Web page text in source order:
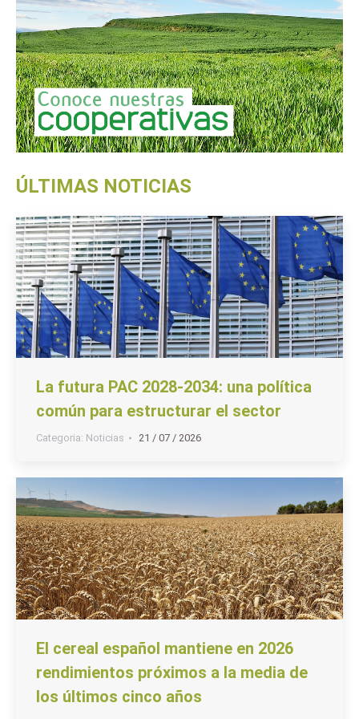
ÚLTIMAS NOTICIAS
La futura PAC 2028-2034: una política
común para estructurar el sector
Categoria: Noticias 21 / 07 / 2026
El cereal español mantiene en 2026
rendimientos próximos a la media de
los últimos cinco años